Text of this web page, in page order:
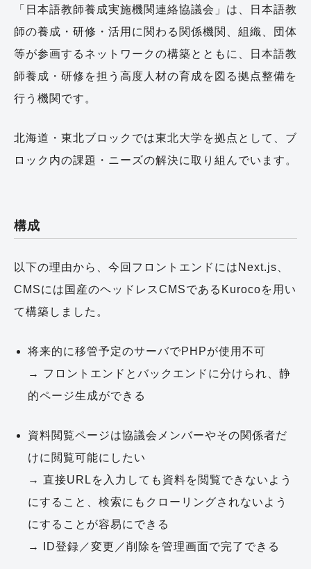
「日本語教師養成実施機関連絡協議会」は、日本語教
師の養成・研修・活用に関わる関係機関、組織、団体
等が参画するネットワークの構築とともに、日本語教
師養成・研修を担う高度人材の育成を図る拠点整備を
行う機関です。
北海道・東北ブロックでは東北大学を拠点として、ブ
ロック内の課題・ニーズの解決に取り組んでいます。
構成
以下の理由から、今回フロントエンドにはNext.js、
CMSには国産のヘッドレスCMSであるKurocoを用い
て構築しました。
将来的に移管予定のサーバでPHPが使用不可
→ フロントエンドとバックエンドに分けられ、静
的ページ生成ができる
資料閲覧ページは協議会メンバーやその関係者だ
けに閲覧可能にしたい
→ 直接URLを入力しても資料を閲覧できないよう
にすること、検索にもクローリングされないよう
にすることが容易にできる
→ ID登録／変更／削除を管理画面で完了できる